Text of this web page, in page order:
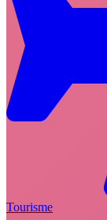
Tourisme